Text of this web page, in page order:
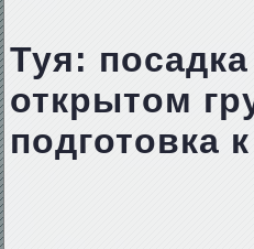
Туя:
открытом
подготовка